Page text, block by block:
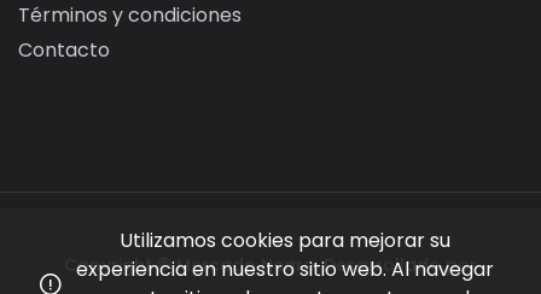
Términos y condiciones
Contacto
Copyright © Mercado Negro. Desarrollado por
Utilizamos cookies para mejorar su
experiencia en nuestro sitio web. Al navegar